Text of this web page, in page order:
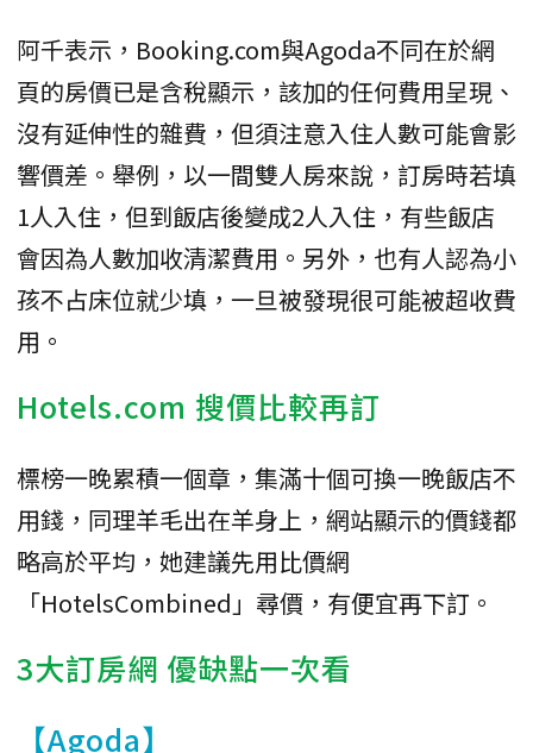
阿千表示，Booking.com與Agoda不同在於網
頁的房價已是含稅顯示，該加的任何費用呈現、
沒有延伸性的雜費，但須注意入住人數可能會影
響價差。舉例，以一間雙人房來說，訂房時若填
1人入住，但到飯店後變成2人入住，有些飯店
會因為人數加收清潔費用。另外，也有人認為小
孩不占床位就少填，一旦被發現很可能被超收費
用。
Hotels.com 搜價比較再訂
標榜一晚累積一個章，集滿十個可換一晚飯店不
用錢，同理羊毛出在羊身上，網站顯示的價錢都
略高於平均，她建議先用比價網
「HotelsCombined」尋價，有便宜再下訂。
3大訂房網 優缺點一次看
【Agoda】